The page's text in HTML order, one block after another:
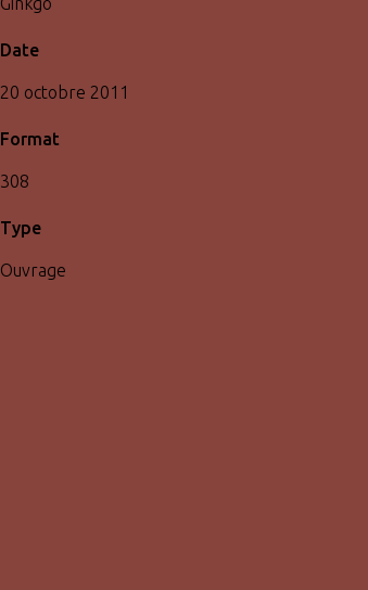
Date
20 octobre 2011
Format
308
Type
Ouvrage